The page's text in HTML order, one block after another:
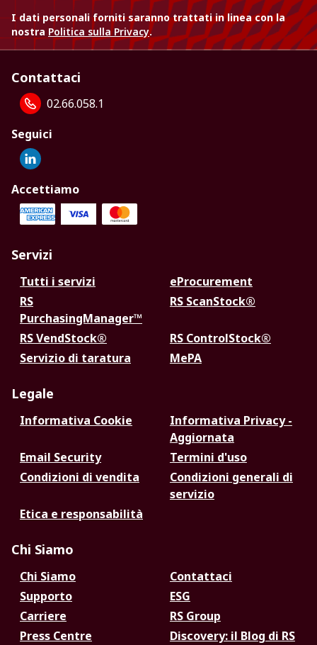
I dati personali forniti saranno trattati in linea con la
nostra Politica sulla Privacy.
Contattaci
02.66.058.1
Seguici
Accettiamo
Servizi
Tutti i servizi
eProcurement
RS
PurchasingManager™
RS ScanStock®
RS VendStock®
RS ControlStock®
Servizio di taratura
MePA
Legale
Informativa Cookie
Informativa Privacy -
Aggiornata
Email Security
Termini d'uso
Condizioni di vendita
Condizioni generali di
servizio
Etica e responsabilità
Chi Siamo
Chi Siamo
Contattaci
Supporto
ESG
Carriere
RS Group
Press Centre
Discovery: il Blog di RS